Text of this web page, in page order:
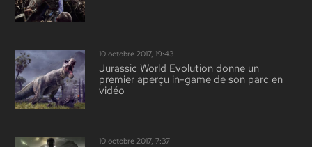
10 octobre 2017, 19:43
Jurassic World Evolution donne un
premier aperçu in-game de son parc en
vidéo
10 octobre 2017, 7:37